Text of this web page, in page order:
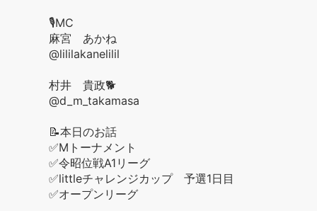
🎙️MC
麻宮 あかね
@lililakanelilil
村井 貴政🐕
@d_m_takamasa
📝本日のお話
✅Mトーナメント
✅令昭位戦A1リーグ
✅littleチャレンジカップ 予選1日目
✅オープンリーグ